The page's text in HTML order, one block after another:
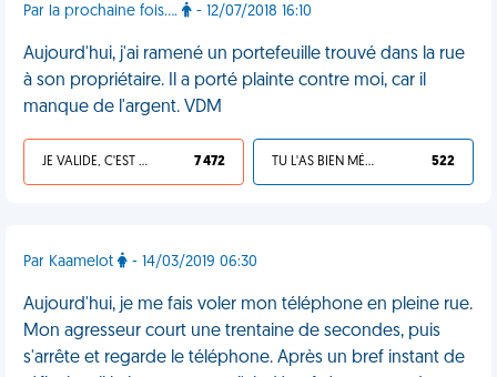
Par la prochaine fois.... - 12/07/2018 16:10
Aujourd'hui, j'ai ramené un portefeuille trouvé dans la rue
à son propriétaire. Il a porté plainte contre moi, car il
manque de l'argent. VDM
JE VALIDE, C'EST UNE VDM 7 472 TU L'AS BIEN MÉRITÉ 522
Par Kaamelot - 14/03/2019 06:30
Aujourd'hui, je me fais voler mon téléphone en pleine rue.
Mon agresseur court une trentaine de secondes, puis
s'arrête et regarde le téléphone. Après un bref instant de